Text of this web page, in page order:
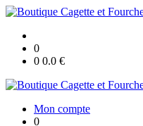
0
0 0.0 €
Mon compte
0